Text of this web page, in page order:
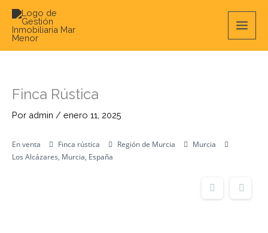
contenido
Main
Finca Rústica
Por admin / enero 11, 2025
En venta Finca rústica Región de Murcia
Murcia
Los Alcázares, Murcia, España